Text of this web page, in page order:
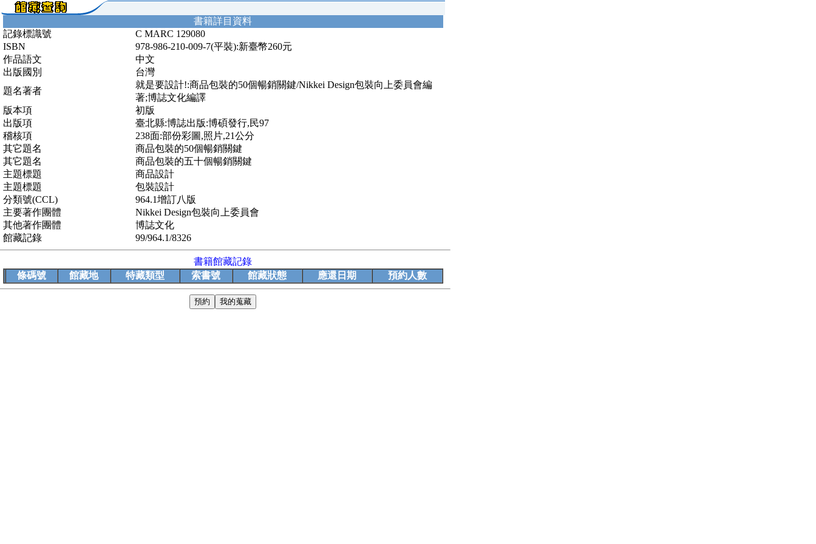
書籍詳目資料
記錄標識號
C MARC 129080
ISBN
978-986-210-009-7(平裝):新臺幣260元
作品語文
中文
出版國別
台灣
題名著者
就是要設計!:商品包裝的50個暢銷關鍵/Nikkei Design包裝向上委員會編
著;博誌文化編譯
版本項
初版
出版項
臺北縣:博誌出版:博碩發行,民97
稽核項
238面:部份彩圖,照片,21公分
其它題名
商品包裝的50個暢銷關鍵
其它題名
商品包裝的五十個暢銷關鍵
主題標題
商品設計
主題標題
包裝設計
分類號(CCL)
964.1增訂八版
主要著作團體
Nikkei Design包裝向上委員會
其他著作團體
博誌文化
館藏記錄
99/964.1/8326
書籍館藏記錄
條碼號
館藏地 特藏類型 索書號 館藏狀態 應還日期 預約人數